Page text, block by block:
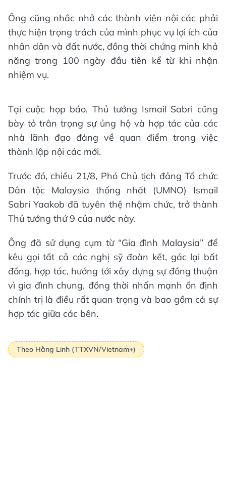
Ông cũng nhắc nhở các thành viên nội các phải
thực hiện trọng trách của mình phục vụ lợi ích của
nhân dân và đất nước, đồng thời chứng minh khả
năng trong 100 ngày đầu tiên kể từ khi nhận
nhiệm vụ.
Tại cuộc họp báo, Thủ tướng Ismail Sabri cũng
bày tỏ trân trọng sự ủng hộ và hợp tác của các
nhà lãnh đạo đảng về quan điểm trong việc
thành lập nội các mới.
Trước đó, chiều 21/8, Phó Chủ tịch đảng Tổ chức
Dân tộc Malaysia thống nhất (UMNO) Ismail
Sabri Yaakob đã tuyên thệ nhậm chức, trở thành
Thủ tướng thứ 9 của nước này.
Ông đã sử dụng cụm từ “Gia đình Malaysia” để
kêu gọi tất cả các nghị sỹ đoàn kết, gác lại bất
đồng, hợp tác, hướng tới xây dựng sự đồng thuận
vì gia đình chung, đồng thời nhấn mạnh ổn định
chính trị là điều rất quan trọng và bao gồm cả sự
hợp tác giữa các bên.
Theo Hằng Linh (TTXVN/Vietnam+)